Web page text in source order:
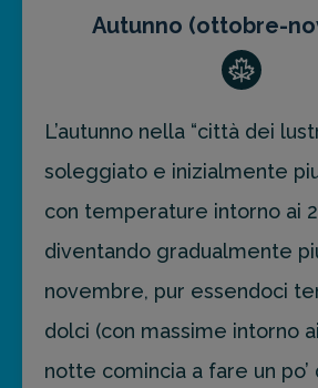
Autunno (ottobre-
L’autunno nella “città dei
soleggiato e inizialmente
con temperature intorno ai
diventando gradualmente
novembre, pur essendoci
dolci (con massime intorno ai
notte comincia a fare un